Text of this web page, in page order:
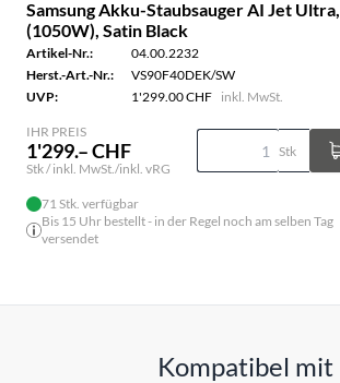
Samsung Akku-Staubsauger AI Jet Ultra,
(1050W), Satin Black
Artikel-Nr.:
04.00.2232
Herst.-Art.-Nr.:
VS90F40DEK/SW
UVP:
1'299.00 CHF inkl. MwSt.
IHR PREIS
1'299.– CHF
Stk / inkl. MwSt./inkl. vRG
Stk
71 Stk. verfügbar
Bis 15 Uhr bestellt - in der Regel noch am selben Tag
versendet
Kompatibel mit